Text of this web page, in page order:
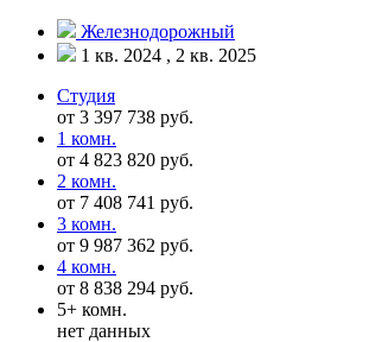
Железнодорожный
1 кв. 2024 , 2 кв. 2025
Студия
от 3 397 738 руб.
1 комн.
от 4 823 820 руб.
2 комн.
от 7 408 741 руб.
3 комн.
от 9 987 362 руб.
4 комн.
от 8 838 294 руб.
5+ комн.
нет данных